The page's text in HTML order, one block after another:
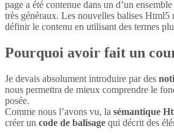
page a été contenue dans un d’un
très généraux. Les nouvelles balises Html5
définir le contenu en utilisant des termes
Pourquoi avoir fait un
Je devais absolument introduire par des
nous permettra de mieux comprendre le
posée.
Comme nous l’avons vu, la sémantique
créer un code de balisage qui décrit des